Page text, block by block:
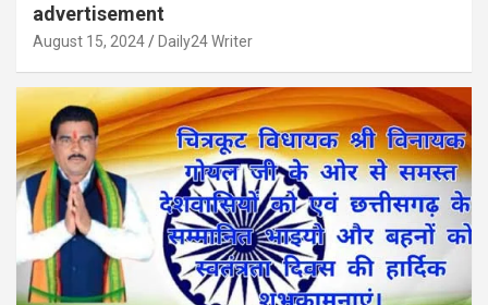
advertisement
August 15, 2024 Daily24 Writer